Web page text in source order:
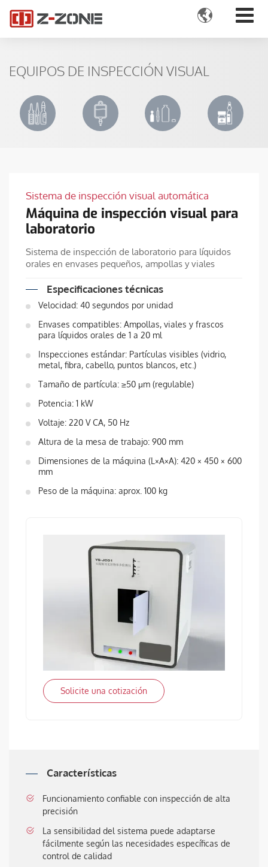

EQUIPOS DE INSPECCIÓN VISUAL
Solicite una cotización
Sistema de inspección visual automática
Máquina de inspección visual para
laboratorio
Sistema de inspección de laboratorio para líquidos
orales en envases pequeños, ampollas y viales
Especificaciones técnicas
Velocidad: 40 segundos por unidad
Envases compatibles: Ampollas, viales y frascos
para líquidos orales de 1 a 20 ml
Inspecciones estándar: Partículas visibles (vidrio,
metal, fibra, cabello, puntos blancos, etc.)
Tamaño de partícula: ≥50 μm (regulable)
Potencia: 1 kW
Voltaje: 220 V CA, 50 Hz
Altura de la mesa de trabajo: 900 mm
Dimensiones de la máquina (L×A×A): 420 × 450 × 600
mm
Peso de la máquina: aprox. 100 kg
Características
Funcionamiento confiable con inspección de alta
precisión
La sensibilidad del sistema puede adaptarse
fácilmente según las necesidades específicas de
control de calidad